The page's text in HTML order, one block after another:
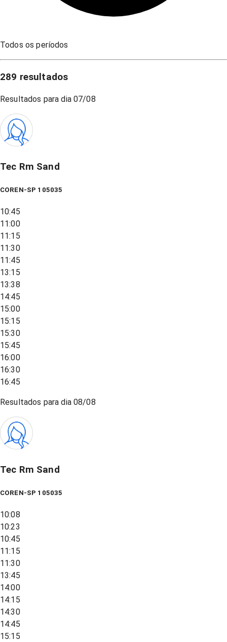
Todos os períodos
289 resultados
Resultados para dia 07/08
Tec Rm Sand
COREN-SP 105035
10:45
11:00
11:15
11:30
11:45
13:15
13:38
14:45
15:00
15:15
15:30
15:45
16:00
16:30
16:45
Resultados para dia08/08
Tec Rm Sand
COREN-SP 105035
10:08
10:23
10:45
11:15
11:30
13:45
14:00
14:15
14:30
14:45
15:15